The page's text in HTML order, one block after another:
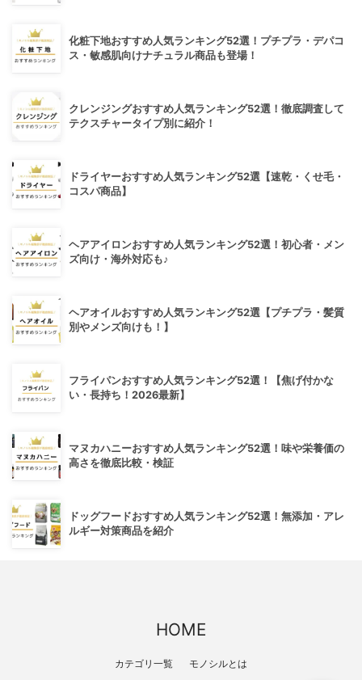
化粧下地おすすめ人気ランキング52選！プチプラ・デパコ
ス・敏感肌向けナチュラル商品も登場！
クレンジングおすすめ人気ランキング52選！徹底調査して
テクスチャータイプ別に紹介！
ドライヤーおすすめ人気ランキング52選【速乾・くせ毛・
コスパ商品】
ヘアアイロンおすすめ人気ランキング52選！初心者・メン
ズ向け・海外対応も♪
ヘアオイルおすすめ人気ランキング52選【プチプラ・髪質
別やメンズ向けも！】
フライパンおすすめ人気ランキング52選！【焦げ付かな
い・長持ち！2026最新】
マヌカハニーおすすめ人気ランキング52選！味や栄養価の
高さを徹底比較・検証
ドッグフードおすすめ人気ランキング52選！無添加・アレ
ルギー対策商品を紹介
HOME
カテゴリ一覧 モノシルとは